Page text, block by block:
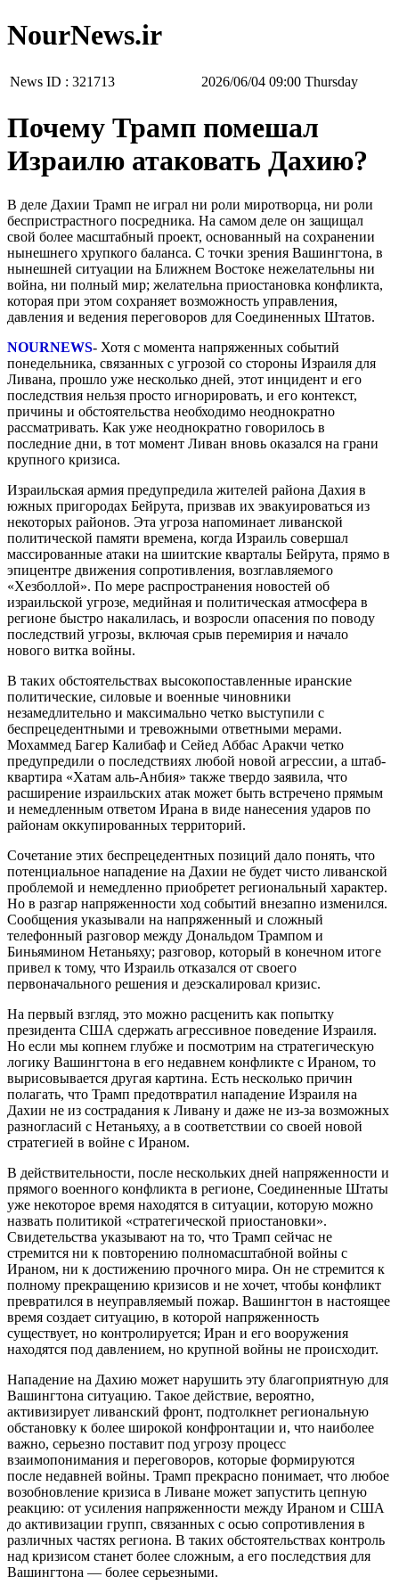
NourNews.ir
News ID : 321713 ‫‫Thursday‬‬ 09:00 2026/06/04
Почему Трамп помешал
Израилю атаковать Дахию?
В деле Дахии Трамп не играл ни роли миротворца, ни роли
беспристрастного посредника. На самом деле он защищал
свой более масштабный проект, основанный на сохранении
нынешнего хрупкого баланса. С точки зрения Вашингтона, в
нынешней ситуации на Ближнем Востоке нежелательны ни
война, ни полный мир; желательна приостановка конфликта,
которая при этом сохраняет возможность управления,
давления и ведения переговоров для Соединенных Штатов.
NOURNEWS- Хотя с момента напряженных событий
понедельника, связанных с угрозой со стороны Израиля для
Ливана, прошло уже несколько дней, этот инцидент и его
последствия нельзя просто игнорировать, и его контекст,
причины и обстоятельства необходимо неоднократно
рассматривать. Как уже неоднократно говорилось в
последние дни, в тот момент Ливан вновь оказался на грани
крупного кризиса.
Израильская армия предупредила жителей района Дахия в
южных пригородах Бейрута, призвав их эвакуироваться из
некоторых районов. Эта угроза напоминает ливанской
политической памяти времена, когда Израиль совершал
массированные атаки на шиитские кварталы Бейрута, прямо в
эпицентре движения сопротивления, возглавляемого
«Хезболлой». По мере распространения новостей об
израильской угрозе, медийная и политическая атмосфера в
регионе быстро накалилась, и возросли опасения по поводу
последствий угрозы, включая срыв перемирия и начало
нового витка войны.
В таких обстоятельствах высокопоставленные иранские
политические, силовые и военные чиновники
незамедлительно и максимально четко выступили с
беспрецедентными и тревожными ответными мерами.
Мохаммед Багер Калибаф и Сейед Аббас Аракчи четко
предупредили о последствиях любой новой агрессии, а штаб-
квартира «Хатам аль-Анбия» также твердо заявила, что
расширение израильских атак может быть встречено прямым
и немедленным ответом Ирана в виде нанесения ударов по
районам оккупированных территорий.
Сочетание этих беспрецедентных позиций дало понять, что
потенциальное нападение на Дахии не будет чисто ливанской
проблемой и немедленно приобретет региональный характер.
Но в разгар напряженности ход событий внезапно изменился.
Сообщения указывали на напряженный и сложный
телефонный разговор между Дональдом Трампом и
Биньямином Нетаньяху; разговор, который в конечном итоге
привел к тому, что Израиль отказался от своего
первоначального решения и деэскалировал кризис.
На первый взгляд, это можно расценить как попытку
президента США сдержать агрессивное поведение Израиля.
Но если мы копнем глубже и посмотрим на стратегическую
логику Вашингтона в его недавнем конфликте с Ираном, то
вырисовывается другая картина. Есть несколько причин
полагать, что Трамп предотвратил нападение Израиля на
Дахии не из сострадания к Ливану и даже не из-за возможных
разногласий с Нетаньяху, а в соответствии со своей новой
стратегией в войне с Ираном.
В действительности, после нескольких дней напряженности и
прямого военного конфликта в регионе, Соединенные Штаты
уже некоторое время находятся в ситуации, которую можно
назвать политикой «стратегической приостановки».
Свидетельства указывают на то, что Трамп сейчас не
стремится ни к повторению полномасштабной войны с
Ираном, ни к достижению прочного мира. Он не стремится к
полному прекращению кризисов и не хочет, чтобы конфликт
превратился в неуправляемый пожар. Вашингтон в настоящее
время создает ситуацию, в которой напряженность
существует, но контролируется; Иран и его вооружения
находятся под давлением, но крупной войны не происходит.
Нападение на Дахию может нарушить эту благоприятную для
Вашингтона ситуацию. Такое действие, вероятно,
активизирует ливанский фронт, подтолкнет региональную
обстановку к более широкой конфронтации и, что наиболее
важно, серьезно поставит под угрозу процесс
взаимопонимания и переговоров, которые формируются
после недавней войны. Трамп прекрасно понимает, что любое
возобновление кризиса в Ливане может запустить цепную
реакцию: от усиления напряженности между Ираном и США
до активизации групп, связанных с осью сопротивления в
различных частях региона. В таких обстоятельствах контроль
над кризисом станет более сложным, а его последствия для
Вашингтона — более серьезными.